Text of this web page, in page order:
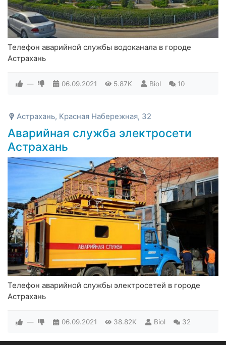
Телефон аварийной службы водоканала в городе
Астрахань
— 06.09.2021 5.87K Biol 10
Астрахань, Красная Набережная, 32
Аварийная служба электросети
Астрахань
Телефон аварийной службы электросетей в городе
Астрахань
— 06.09.2021 38.82K Biol 32